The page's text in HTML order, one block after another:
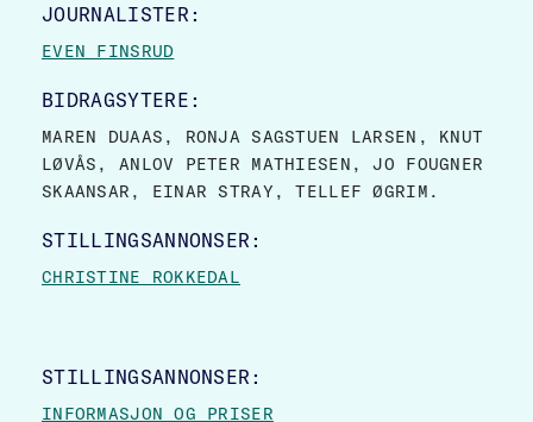
JOURNALISTER:
EVEN FINSRUD
BIDRAGSYTERE:
MAREN DUAAS, RONJA SAGSTUEN LARSEN, KNUT
LØVÅS, ANLOV PETER MATHIESEN, JO FOUGNER
SKAANSAR, EINAR STRAY, TELLEF ØGRIM.
STILLINGSANNONSER:
CHRISTINE ROKKEDAL
STILLINGSANNONSER:
INFORMASJON OG PRISER